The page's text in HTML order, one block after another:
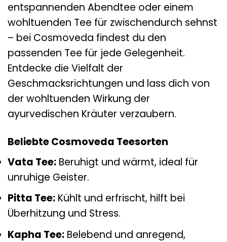
entspannenden Abendtee oder einem
wohltuenden Tee für zwischendurch sehnst
– bei Cosmoveda findest du den
passenden Tee für jede Gelegenheit.
Entdecke die Vielfalt der
Geschmacksrichtungen und lass dich von
der wohltuenden Wirkung der
ayurvedischen Kräuter verzaubern.
Beliebte Cosmoveda Teesorten
Vata Tee: Beruhigt und wärmt, ideal für
unruhige Geister.
Pitta Tee: Kühlt und erfrischt, hilft bei
Überhitzung und Stress.
Kapha Tee: Belebend und anregend,